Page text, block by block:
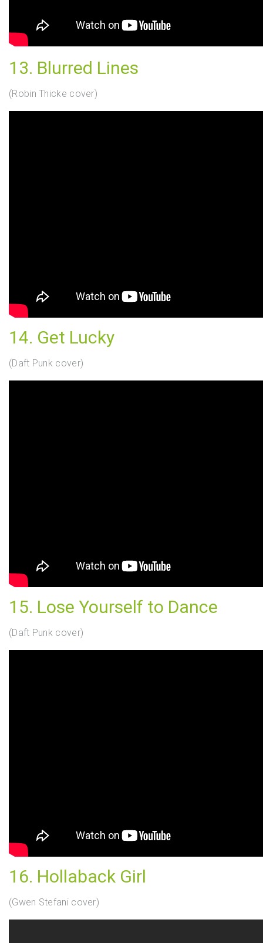
13. Blurred Lines
(Robin Thicke cover)
14. Get Lucky
(Daft Punk cover)
15. Lose Yourself to Dance
(Daft Punk cover)
16. Hollaback Girl
(Gwen Stefani cover)